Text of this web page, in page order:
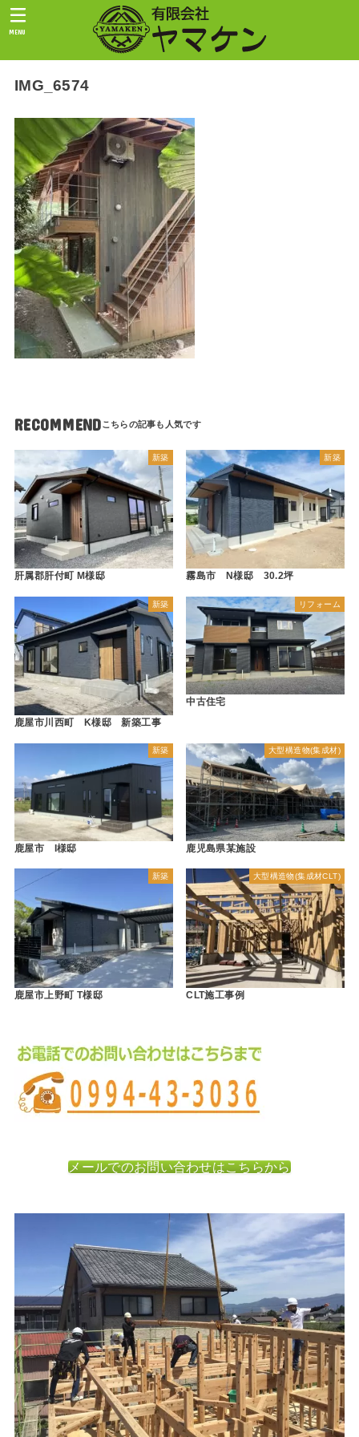
MENU
IMG_6574
RECOMMEND
新築
肝属郡肝付町 M様邸
新築
霧島市 N様邸 30.2坪
新築
鹿屋市川西町 K様邸 新築工事
リフォーム
中古住宅
新築
鹿屋市 I様邸
大型構造物(集成材)
鹿児島県某施設
新築
鹿屋市上野町 T様邸
大型構造物(集成材CLT)
CLT施工事例
メールでのお問い合わせはこちらから